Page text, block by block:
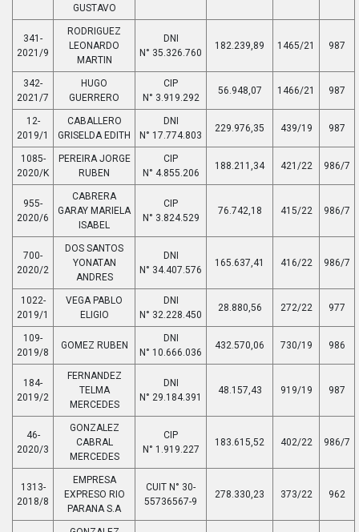
GUSTAVO
341-
2021/9
RODRIGUEZ
LEONARDO
MARTIN
DNI
N° 35.326.760
182.239,89 1465/21 987
342-
2021/7
HUGO
GUERRERO
CIP
N° 3.919.292
56.948,07 1466/21 987
12-
2019/1
CABALLERO
GRISELDA EDITH
DNI
N° 17.774.803
229.976,35 439/19 987
1085-
2020/K
PEREIRA JORGE
RUBEN
CIP
N° 4.855.206
188.211,34 421/22 986/7
955-
2020/6
CABRERA
GARAY MARIELA
ISABEL
CIP
N° 3.824.529
76.742,18 415/22 986/7
700-
2020/2
DOS SANTOS
YONATAN
ANDRES
DNI
N° 34.407.576
165.637,41 416/22 986/7
1022-
2019/1
VEGA PABLO
ELIGIO
DNI
N° 32.228.450
28.880,56 272/22 977
109-
2019/8
GOMEZ RUBEN
DNI
N° 10.666.036
432.570,06 730/19 986
184-
2019/2
FERNANDEZ
TELMA
MERCEDES
DNI
N° 29.184.391
48.157,43 919/19 987
46-
2020/3
GONZALEZ
CABRAL
MERCEDES
CIP
N° 1.919.227
183.615,52 402/22 986/7
1313-
2018/8
EMPRESA
EXPRESO RIO
PARANA S.A
CUIT N° 30-
55736567-9
278.330,23 373/22 962